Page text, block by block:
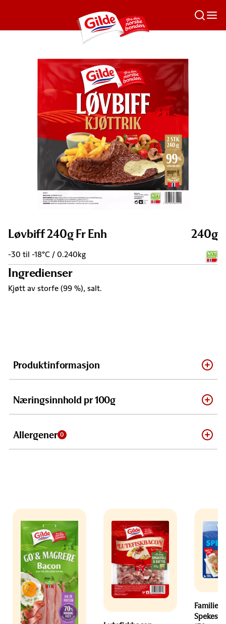
Løvbiff 240g Fr Enh 240g
-30 til -18°C / 0.240kg
Ingredienser
Kjøtt av storfe (99 %), salt.
Produktinformasjon
Næringsinnhold pr 100g
Allergener 0
Familiens